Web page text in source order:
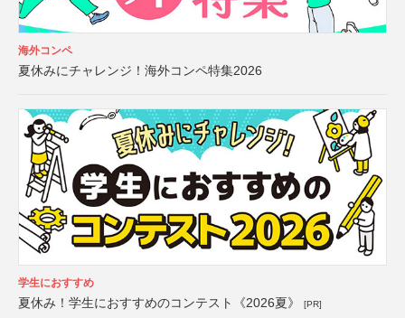
海外コンペ
夏休みにチャレンジ！海外コンペ特集2026
学生におすすめ
夏休み！学生におすすめのコンテスト《2026夏》 [PR]